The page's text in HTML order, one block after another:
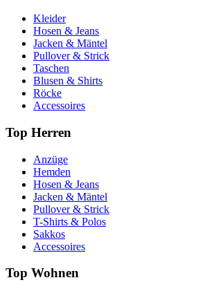
Kleider
Hosen & Jeans
Jacken & Mäntel
Pullover & Strick
Taschen
Blusen & Shirts
Röcke
Accessoires
Top Herren
Anzüge
Hemden
Hosen & Jeans
Jacken & Mäntel
Pullover & Strick
T-Shirts & Polos
Sakkos
Accessoires
Top Wohnen